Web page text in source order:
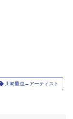
川崎鷹也→アーティスト